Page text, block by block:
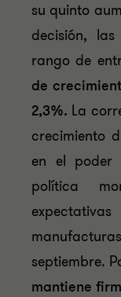
su quinto
decisión,
rango de
de
2,3%. La
crecimiento
en el poder
política
septiembre.
mantiene